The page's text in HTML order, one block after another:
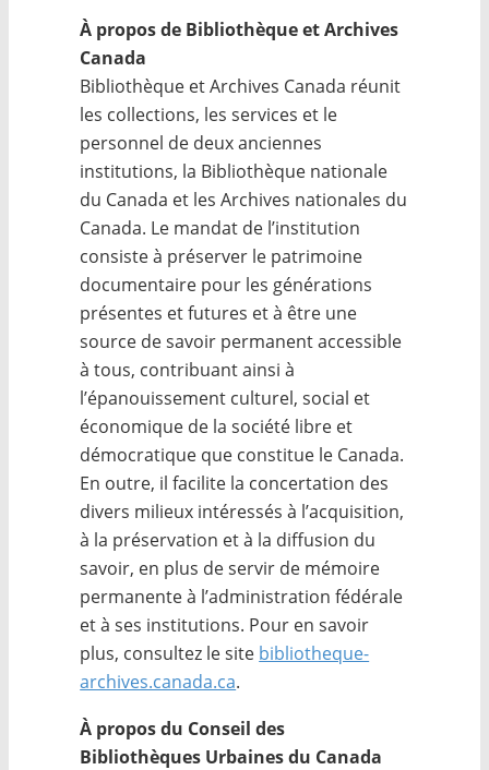
À propos de Bibliothèque et Archives
Canada
Bibliothèque et Archives Canada réunit
les collections, les services et le
personnel de deux anciennes
institutions, la Bibliothèque nationale
du Canada et les Archives nationales du
Canada. Le mandat de l’institution
consiste à préserver le patrimoine
documentaire pour les générations
présentes et futures et à être une
source de savoir permanent accessible
à tous, contribuant ainsi à
l’épanouissement culturel, social et
économique de la société libre et
démocratique que constitue le Canada.
En outre, il facilite la concertation des
divers milieux intéressés à l’acquisition,
à la préservation et à la diffusion du
savoir, en plus de servir de mémoire
permanente à l’administration fédérale
et à ses institutions. Pour en savoir
plus, consultez le site bibliotheque-
archives.canada.ca.
À propos du Conseil des
Bibliothèques Urbaines du Canada